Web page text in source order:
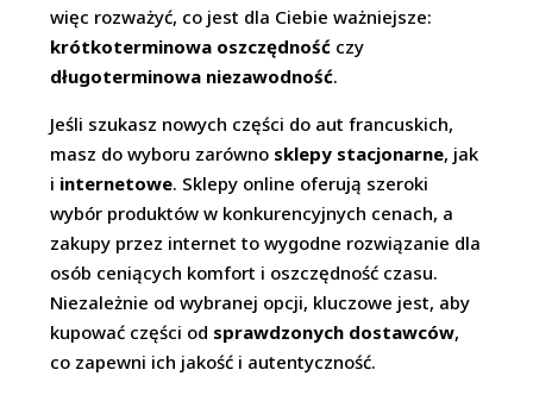
więc rozważyć, co jest dla Ciebie ważniejsze:
krótkoterminowa oszczędność czy
długoterminowa niezawodność.
Jeśli szukasz nowych części do aut francuskich,
masz do wyboru zarówno sklepy stacjonarne, jak
i internetowe. Sklepy online oferują szeroki
wybór produktów w konkurencyjnych cenach, a
zakupy przez internet to wygodne rozwiązanie dla
osób ceniących komfort i oszczędność czasu.
Niezależnie od wybranej opcji, kluczowe jest, aby
kupować części od sprawdzonych dostawców,
co zapewni ich jakość i autentyczność.